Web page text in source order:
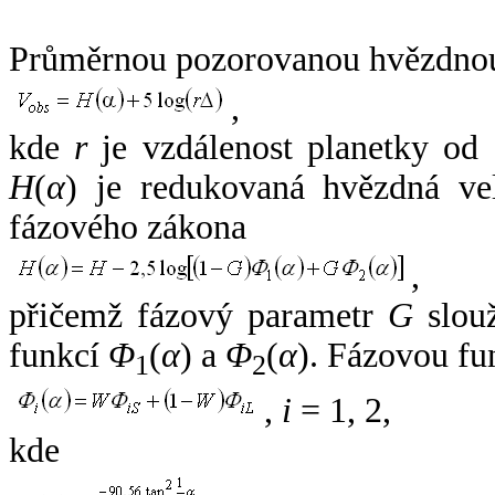
Průměrnou pozorovanou
,
kde rje vzdálenost planetky od
H(α) je redukovaná hvězdná
fázového zákona
,
přičemž fázový parametr G
funkcí Φ1(α) a Φ2(α). Fázovou
, i = 1, 2,
kde